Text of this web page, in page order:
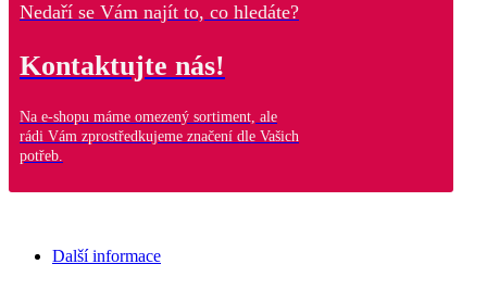
Nedaří se Vám najít to, co hledáte?
Kontaktujte nás!
Na e-shopu máme omezený sortiment, ale
rádi Vám zprostředkujeme značení dle Vašich
potřeb.
Další informace